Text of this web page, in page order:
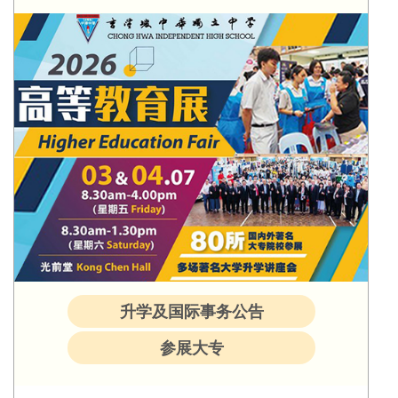
升学及国际事务公告
参展大专